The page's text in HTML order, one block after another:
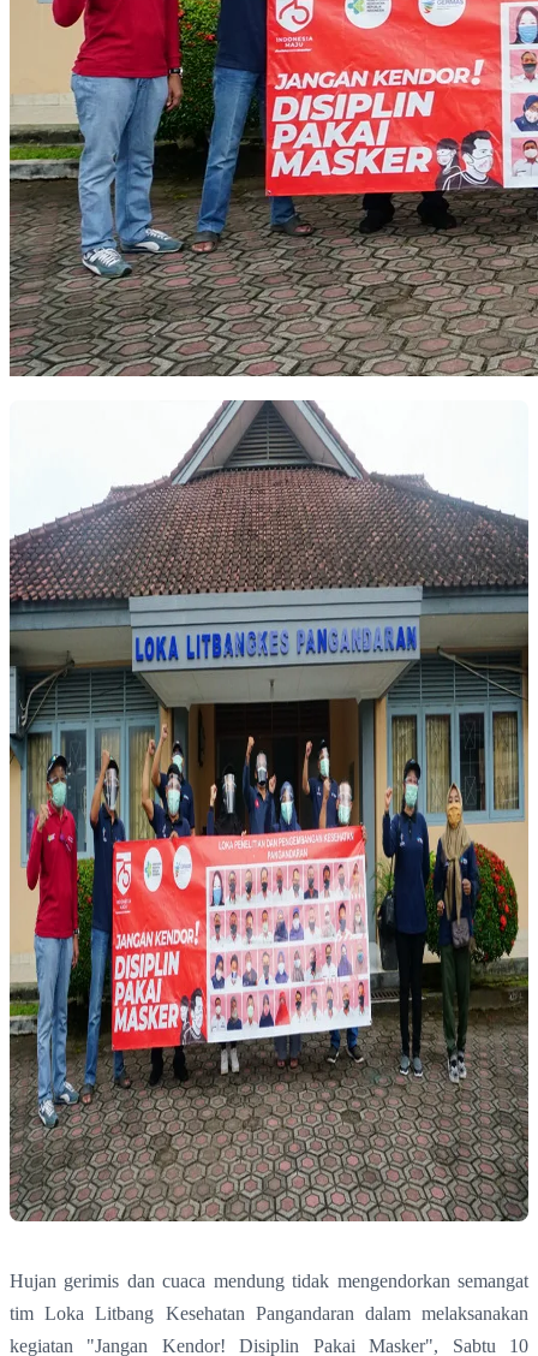
Hujan gerimis dan cuaca mendung tidak mengendorkan semangat
tim Loka Litbang Kesehatan Pangandaran dalam melaksanakan
kegiatan "Jangan Kendor! Disiplin Pakai Masker", Sabtu 10